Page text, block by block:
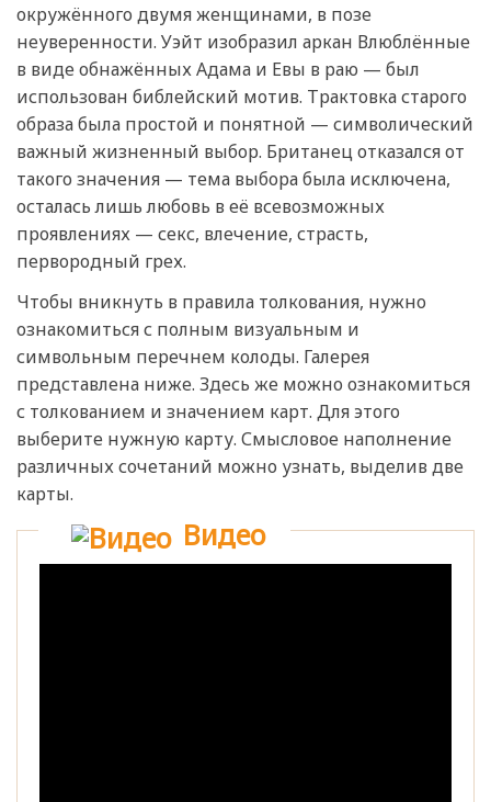
окружённого двумя женщинами, в позе
неуверенности. Уэйт изобразил аркан Влюблённые
в виде обнажённых Адама и Евы в раю — был
использован библейский мотив. Трактовка старого
образа была простой и понятной — символический
важный жизненный выбор. Британец отказался от
такого значения — тема выбора была исключена,
осталась лишь любовь в её всевозможных
проявлениях — секс, влечение, страсть,
первородный грех.
Чтобы вникнуть в правила толкования, нужно
ознакомиться с полным визуальным и
символьным перечнем колоды. Галерея
представлена ниже. Здесь же можно ознакомиться
с толкованием и значением карт. Для этого
выберите нужную карту. Смысловое наполнение
различных сочетаний можно узнать, выделив две
карты.
Видео